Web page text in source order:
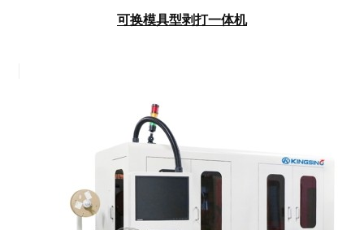
可换模具型剥打一体机